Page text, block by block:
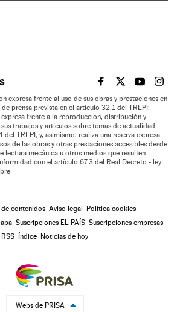
EL PAÍS BRASIL EN
EL PAÍSEL PAÍS
EL
expresa frente al uso de sus obras y prestaciones en
prensa prevista en el artículo 32.1 del TRLPI;
frente a la reproducción, distribución y
trabajos y artículos sobre temas de actualidad
TRLPI; y, asimismo, realiza una reserva expresa
de las obras y otras prestaciones accesibles desde
lectura mecánica u otros medios que resulten
con el artículo 67.3 del Real Decreto - ley
de contenidos Aviso legal Política cookies
Suscripciones EL PAÍS Suscripciones empresas
RSS Índice Noticias de hoy
Webs de PRISA